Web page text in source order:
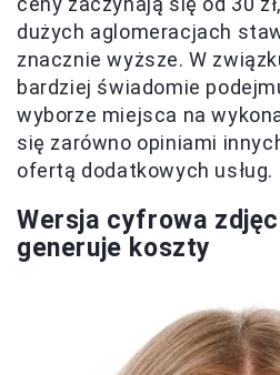
dużych aglomeracjach
znacznie wyższe. W
bardziej świadomie
wyborze miejsca na
się zarówno opiniami
ofertą dodatkowych usług.
Wersja cyfrowa
generuje koszty